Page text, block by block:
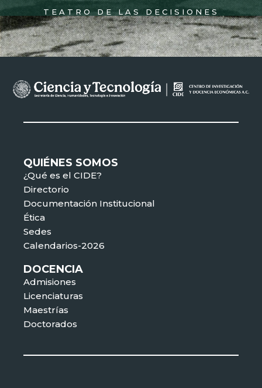
TEATRO DE LAS DECISIONES
QUIÉNES SOMOS
¿Qué es el CIDE?
Directorio
Documentación Institucional
Ética
Sedes
Calendarios-2026
DOCENCIA
Admisiones
Licenciaturas
Maestrías
Doctorados